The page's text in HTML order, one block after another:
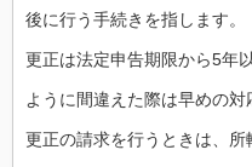
後に行う手続きを指します。
更正は法定申告期限から5年
ように間違えた際は早めの対
更正の請求を行うときは、